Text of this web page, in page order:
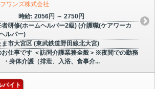
ワンズ株式会社
時給: 2056円 ～ 2750円
研修(ホームヘルパー2級) (介護職(ケアワーカ
ルパー)
市大宮区 (東武鉄道野田線北大宮)
お仕事です ＜訪問介護業務全般＞※夜間での勤務
・身体介護（排泄、入浴、食事介...
バイト